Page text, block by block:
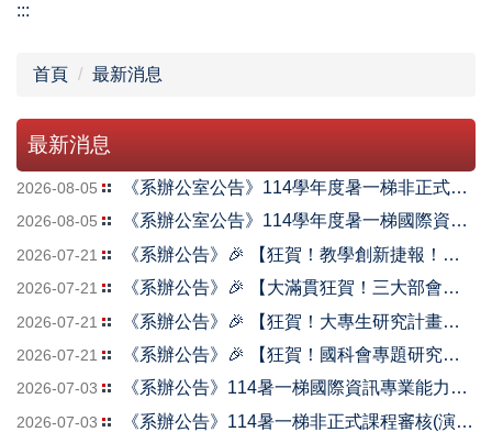
:::
首頁 最新消息
最新消息
2026-08-05 《系辦公室公告》114學年度暑一梯非正式課程審核(演講、社團活動、競賽)通過名單
2026-08-05 《系辦公室公告》114學年度暑一梯國際資訊專業能力認證(畢業門檻)通過名單
2026-07-21 《系辦公告》🎉 【狂賀！教學創新捷報！】 🎉
2026-07-21 《系辦公告》🎉 【大滿貫狂賀！三大部會計畫強勢入袋！】 🎉
2026-07-21 《系辦公告》🎉 【狂賀！大專生研究計畫傳捷報！】🎉
2026-07-21 《系辦公告》🎉 【狂賀！國科會專題研究計畫傳捷報！】 🎉
2026-07-03 《系辦公告》114暑一梯國際資訊專業能力認證(畢業證照審核)-線上申請或紙本收件日期
2026-07-03 《系辦公告》114暑一梯非正式課程審核(演講、社團活動、競賽)-線上申請日期。